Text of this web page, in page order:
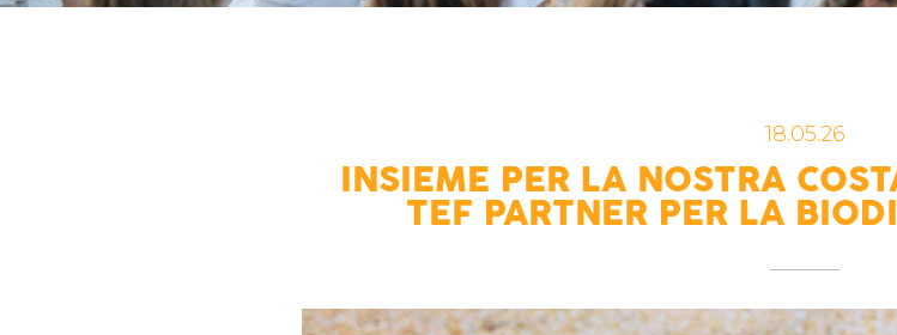
INSIEME PER LA NOSTRA
TEF PARTNER PER LA
18.05.26